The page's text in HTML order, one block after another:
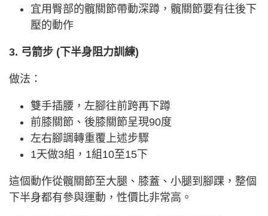
宜用臀部的髖關節帶動深蹲，髖關節要有往後下
壓的動作
3. 弓箭步 (下半身阻力訓練)
做法：
雙手插腰，左腳往前跨再下蹲
前膝關節、後膝關節呈現90度
左右腳調轉重覆上述步驟
1天做3組，1組10至15下
這個動作從髖關節至大腿、膝蓋、小腿到腳踝，整個
下半身都有參與運動，性價比非常高。